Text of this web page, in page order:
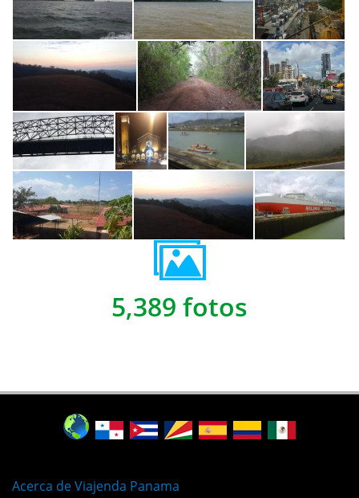
5,389 fotos
Acerca de Viajenda Panama